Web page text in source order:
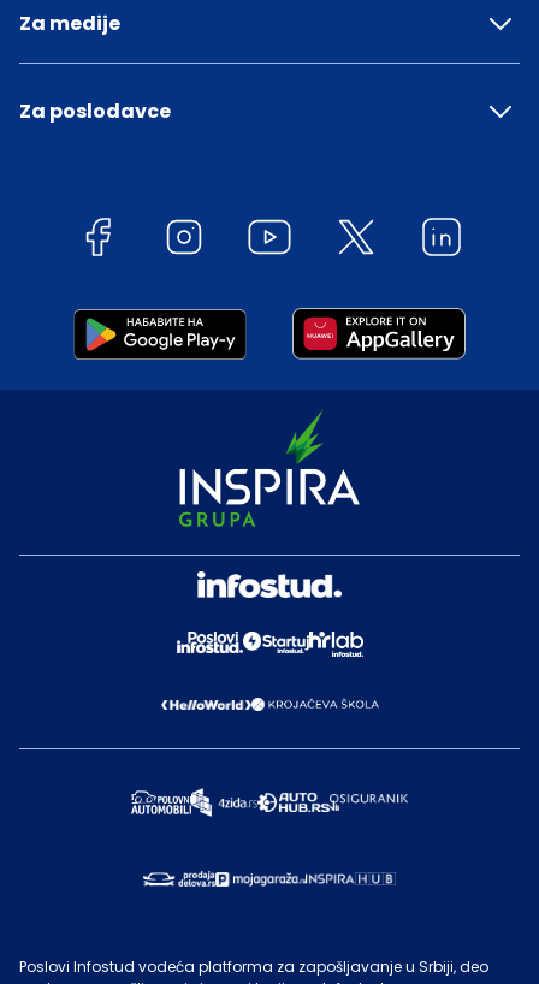
Za medije
Za poslodavce
Poslovi Infostud vodeća platforma za zapošljavanje u Srbiji, deo